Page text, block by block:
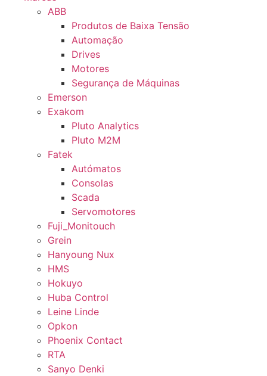
ABB
Produtos de Baixa Tensão
Automação
Drives
Motores
Segurança de Máquinas
Emerson
Exakom
Pluto Analytics
Pluto M2M
Fatek
Autómatos
Consolas
Scada
Servomotores
Fuji_Monitouch
Grein
Hanyoung Nux
HMS
Hokuyo
Huba Control
Leine Linde
Opkon
Phoenix Contact
RTA
Sanyo Denki